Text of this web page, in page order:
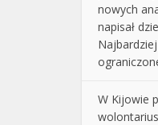
nowych
napisał
W Kijowie